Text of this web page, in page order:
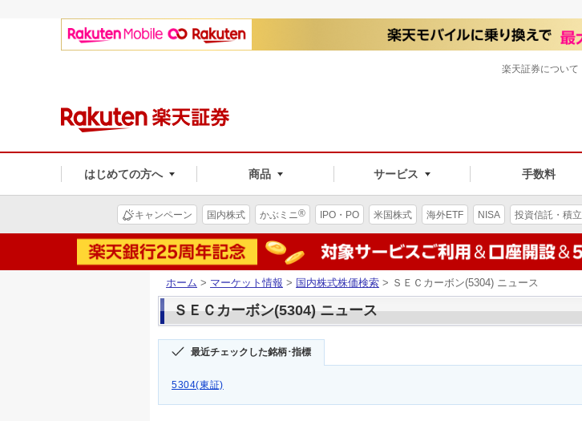
はじめての方へ 商品 サービス 手数料
楽天証券について
キャンペーン 国内株式 かぶミニ® IPO・PO 米国株式 海外ETF NISA 投資信託・積立
ホーム > マーケット情報 > 国内株式株価検索 > ＳＥＣカーボン(5304) ニュース
ＳＥＣカーボン(5304) ニュース
最近チェックした銘柄･指標
5304(東証)